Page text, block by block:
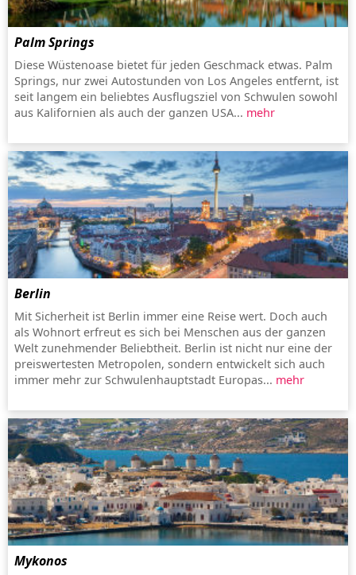
Palm Springs
Diese Wüstenoase bietet für jeden Geschmack etwas. Palm
Springs, nur zwei Autostunden von Los Angeles entfernt, ist
seit langem ein beliebtes Ausflugsziel von Schwulen sowohl
aus Kalifornien als auch der ganzen USA... mehr
Berlin
Mit Sicherheit ist Berlin immer eine Reise wert. Doch auch
als Wohnort erfreut es sich bei Menschen aus der ganzen
Welt zunehmender Beliebtheit. Berlin ist nicht nur eine der
preiswertesten Metropolen, sondern entwickelt sich auch
immer mehr zur Schwulenhauptstadt Europas... mehr
Mykonos